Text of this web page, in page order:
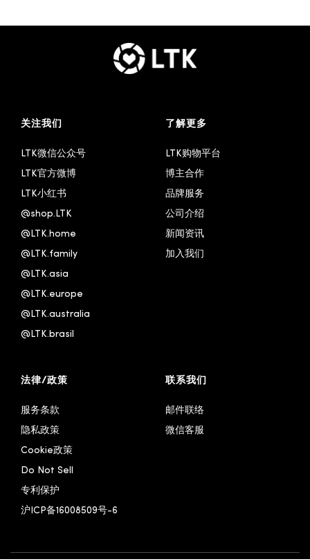
关注我们
LTK微信公众号
LTK官方微博
LTK小红书
@shop.LTK
@LTK.home
@LTK.family
@LTK.asia
@LTK.europe
@LTK.australia
@LTK.brasil
了解更多
LTK购物平台
博主合作
品牌服务
公司介绍
新闻资讯
加入我们
法律/政策
服务条款
隐私政策
Cookie政策
Do Not Sell
专利保护
沪ICP备16008509号-6
联系我们
邮件联络
微信客服